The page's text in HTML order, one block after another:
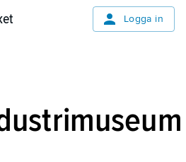
Logga in